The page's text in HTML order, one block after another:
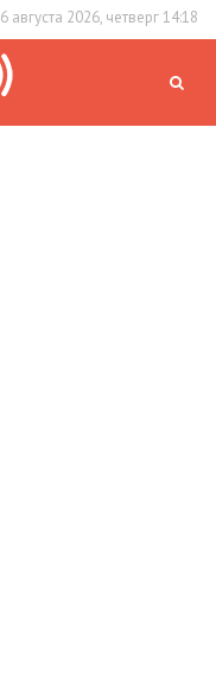
6 августа 2026, четверг 14:18